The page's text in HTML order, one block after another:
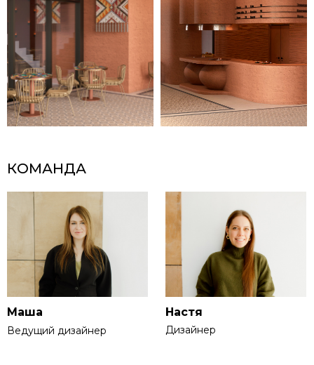
КОМАНДА
Настя
Дизайнер
Маша
Ведущий дизайнер